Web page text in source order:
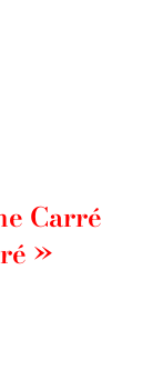
Carré
»